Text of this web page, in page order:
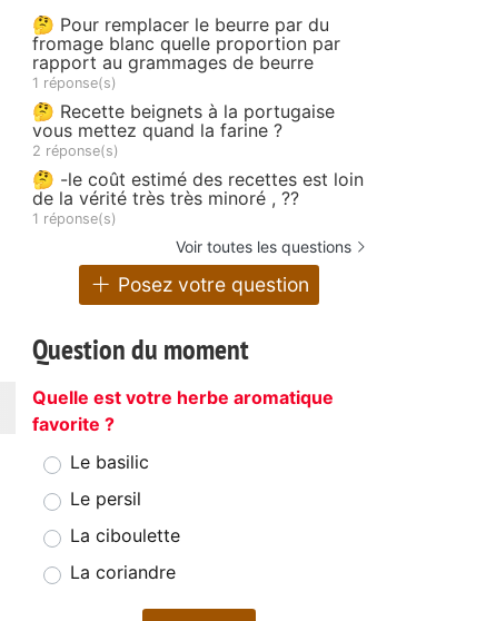
🤔 Pour remplacer le beurre par du
fromage blanc quelle proportion par
rapport au grammages de beurre
1 réponse(s)
🤔 Recette beignets à la portugaise
vous mettez quand la farine ?
2 réponse(s)
🤔 -le coût estimé des recettes est loin
de la vérité très très minoré , ??
1 réponse(s)
Voir toutes les questions
Posez votre question
Question du moment
Quelle est votre herbe aromatique
favorite ?
Le basilic
Le persil
La ciboulette
La coriandre